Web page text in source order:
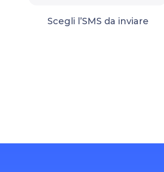
Scegli l’SMS da inviare